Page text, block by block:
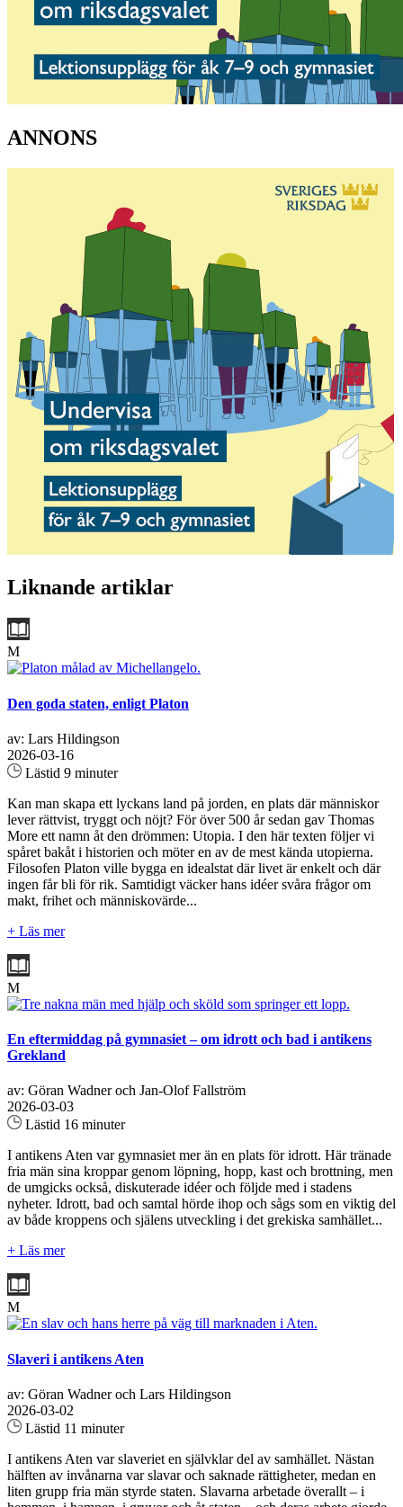
ANNONS
Liknande artiklar
M
Den goda staten, enligt Platon
av: Lars Hildingson
2026-03-16
Lästid 9 minuter
Kan man skapa ett lyckans land på jorden, en plats där människor
lever rättvist, tryggt och nöjt? För över 500 år sedan gav Thomas
More ett namn åt den drömmen: Utopia. I den här texten följer vi
spåret bakåt i historien och möter en av de mest kända utopierna.
Filosofen Platon ville bygga en idealstat där livet är enkelt och där
ingen får bli för rik. Samtidigt väcker hans idéer svåra frågor om
makt, frihet och människovärde...
+ Läs mer
M
En eftermiddag på gymnasiet – om idrott och bad i antikens
Grekland
av: Göran Wadner och Jan-Olof Fallström
2026-03-03
Lästid 16 minuter
I antikens Aten var gymnasiet mer än en plats för idrott. Här tränade
fria män sina kroppar genom löpning, hopp, kast och brottning, men
de umgicks också, diskuterade idéer och följde med i stadens
nyheter. Idrott, bad och samtal hörde ihop och sågs som en viktig del
av både kroppens och själens utveckling i det grekiska samhället...
+ Läs mer
M
Slaveri i antikens Aten
av: Göran Wadner och Lars Hildingson
2026-03-02
Lästid 11 minuter
I antikens Aten var slaveriet en självklar del av samhället. Nästan
hälften av invånarna var slavar och saknade rättigheter, medan en
liten grupp fria män styrde staten. Slavarna arbetade överallt – i